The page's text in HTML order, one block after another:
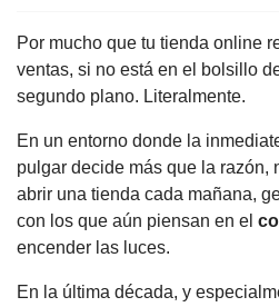
Por mucho que tu tienda online
ventas, si no está en el bolsillo
segundo plano. Literalmente.
En un entorno donde la
pulgar decide más que la razón,
abrir una tienda cada mañana,
con los que aún piensan en el
encender las luces.
En la última década, y